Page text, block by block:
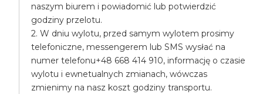
naszym biurem i powiadomić lub potwierdzić
godziny przelotu.
2. W dniu wylotu, przed samym wylotem prosimy
telefoniczne, messengerem lub SMS wysłać na
numer telefonu+48 668 414 910, informację o czasie
wylotu i ewnetualnych zmianach, wówczas
zmienimy na nasz koszt godziny transportu.